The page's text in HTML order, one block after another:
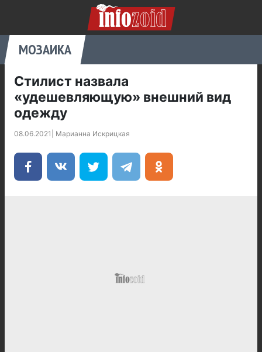
МОЗАИКА
Стилист назвала
«удешевляющую» внешний вид
одежду
08.06.2021 Марианна Искрицкая